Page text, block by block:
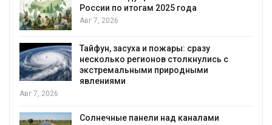
России по итогам 2025 года
Авг 7, 2026
Тайфун, засуха и пожары: сразу
несколько регионов столкнулись с
экстремальными природными
явлениями
Солнечные панели над каналами